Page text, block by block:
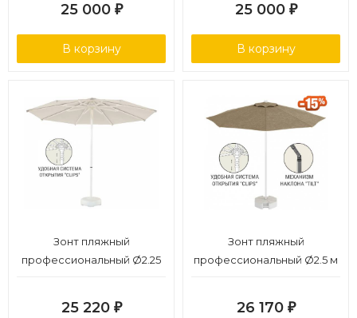
25 000 ₽
В корзину
25 000 ₽
В корзину
Зонт пляжный
профессиональный Ø2.25
25 220 ₽
Зонт пляжный
профессиональный Ø2.5 м
26 170 ₽